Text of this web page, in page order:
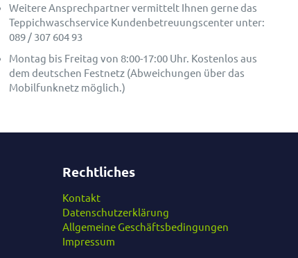
Weitere Ansprechpartner vermittelt Ihnen gerne das
Teppichwaschservice Kundenbetreuungscenter unter:
089 / 307 604 93
Montag bis Freitag von 8:00-17:00 Uhr. Kostenlos aus
dem deutschen Festnetz (Abweichungen über das
Mobilfunknetz möglich.)
Rechtliches
Kontakt
Datenschutzerklärung
Allgemeine Geschäftsbedingungen
Impressum